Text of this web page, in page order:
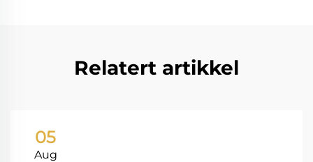
Relatert artikkel
05
Aug